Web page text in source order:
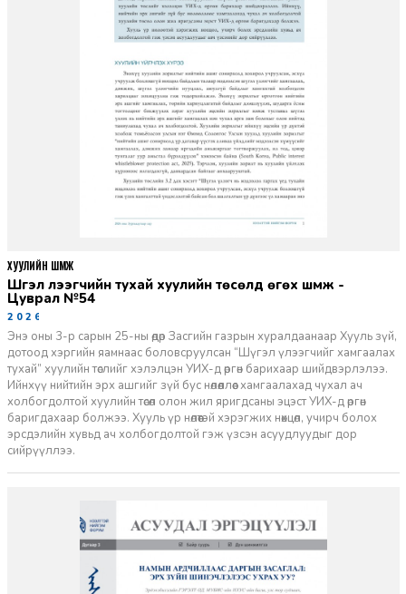
Шүгэл үлээгчийн тухай хуулийн төсөлд өгөх шүүмж -
Цуврал №54
2026-07-27
Энэ оны 3-р сарын 25-ны өдөр Засгийн газрын хуралдаанаар Хууль зүй,
дотоод хэргийн яамнаас боловсруулсан “Шүгэл үлээгчийг хамгаалах
тухай” хуулийн төслийг хэлэлцэн УИХ-д өргөн барихаар шийдвэрлэлээ.
Ийнхүү нийтийн эрх ашгийг зүй бус нөлөөллөөс хамгаалахад чухал ач
холбогдолтой хуулийн төсөл олон жил яригдсаны эцэст УИХ-д өргөн
баригдахаар болжээ. Хууль үр нөлөөтэй хэрэгжих нөхцөл, учирч болох
эрсдэлийн хувьд ач холбогдолтой гэж үзсэн асуудлуудыг дор
сийрүүллээ.
ХУУЛИЙН ШҮҮМЖ